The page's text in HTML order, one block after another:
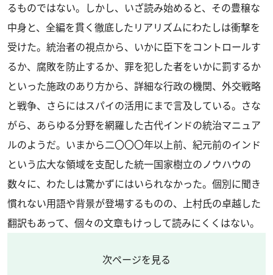
るものではない。しかし、いざ読み始めると、その豊穣な
中身と、全編を貫く徹底したリアリズムにわたしは衝撃を
受けた。統治者の視点から、いかに臣下をコントロールす
るか、腐敗を防止するか、罪を犯した者をいかに罰するか
といった施政のあり方から、詳細な行政の機関、外交戦略
と戦争、さらにはスパイの活用にまで言及している。さな
がら、あらゆる分野を網羅した古代インドの統治マニュア
ルのようだ。いまから二〇〇〇年以上前、紀元前のインド
という広大な領域を支配した統一国家樹立のノウハウの
数々に、わたしは驚かずにはいられなかった。個別に聞き
慣れない用語や背景が登場するものの、上村氏の卓越した
翻訳もあって、個々の文章もけっして読みにくくはない。
次ページを見る